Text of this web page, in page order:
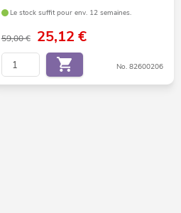
Le stock suffit pour env. 12 semaines.
59,00 € 25,12 €
No. 82600206